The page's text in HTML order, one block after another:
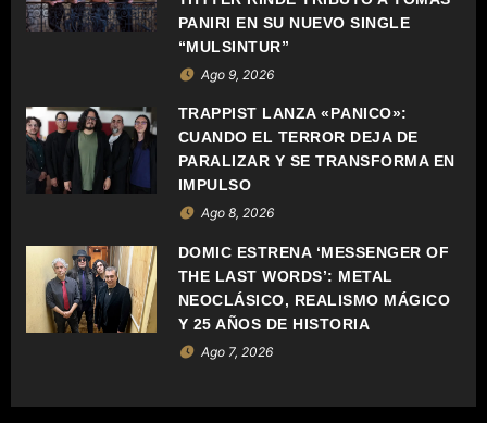
N
E
E
T
R
D
PANIRI EN SU NUEVO SINGLE
“MULSINTUR”
Ago 9, 2026
TRAPPIST LANZA «PÁNICO»:
CUANDO EL TERROR DEJA DE
PARALIZAR Y SE TRANSFORMA EN
IMPULSO
Ago 8, 2026
DOMIC ESTRENA ‘MESSENGER OF
THE LAST WORDS’: METAL
NEOCLÁSICO, REALISMO MÁGICO
Y 25 AÑOS DE HISTORIA
Ago 7, 2026